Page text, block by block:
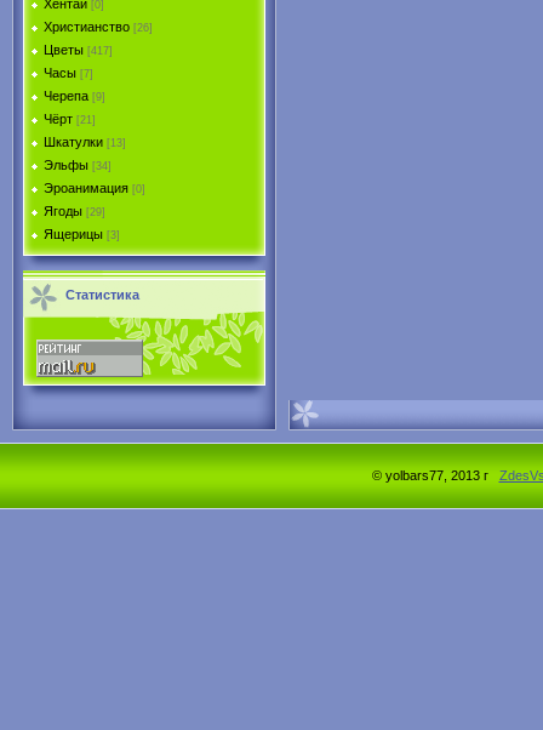
Хентай [0]
Христианство [26]
Цветы [417]
Часы [7]
Черепа [9]
Чёрт [21]
Шкатулки [13]
Эльфы [34]
Эроанимация [0]
Ягоды [29]
Ящерицы [3]
Статистика
© yolbars77, 2013 г